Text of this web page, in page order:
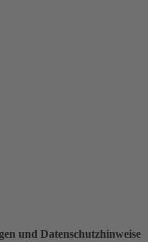
und Datenschutzhinweise